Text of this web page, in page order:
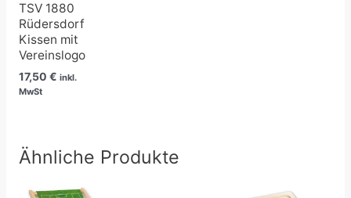
TSV 1880
Rüdersdorf
Kissen mit
Vereinslogo
17,50 € inkl.
MwSt
Ähnliche Produkte